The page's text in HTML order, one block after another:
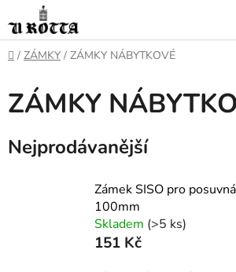
na
obsah
DOMŮ
/ ZÁMKY / ZÁMKY NÁBYTKOVÉ
ZÁMKY
Nejprodávanější
Zámek SISO pro
100mm
Skladem (>5 ks)
151 Kč